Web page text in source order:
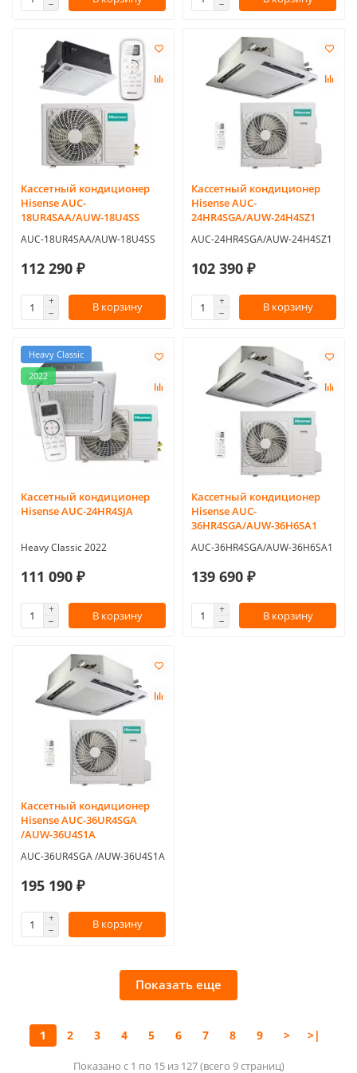
Кассетный кондиционер
Hisense AUC-
18UR4SAA/AUW-18U4SS
AUC-18UR4SAA/AUW-18U4SS
112 290 ₽
В корзину
Кассетный кондиционер
Hisense AUC-
24HR4SGA/AUW-24H4SZ1
AUC-24HR4SGA/AUW-24H4SZ1
102 390 ₽
В корзину
Heavy Classic
2022
Кассетный кондиционер
Hisense AUC-24HR4SJA
Heavy Classic 2022
111 090 ₽
В корзину
Кассетный кондиционер
Hisense AUC-
36HR4SGA/AUW-36H6SA1
AUC-36HR4SGA/AUW-36H6SA1
139 690 ₽
В корзину
Кассетный кондиционер
Hisense AUC-36UR4SGA
/AUW-36U4S1A
AUC-36UR4SGA /AUW-36U4S1A
195 190 ₽
В корзину
Показать еще
1 2 3 4 5 6 7 8 9 > >|
Показано с 1 по 15 из 127 (всего 9 страниц)